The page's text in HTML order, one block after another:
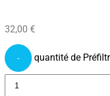
32,00 €
- quantité de